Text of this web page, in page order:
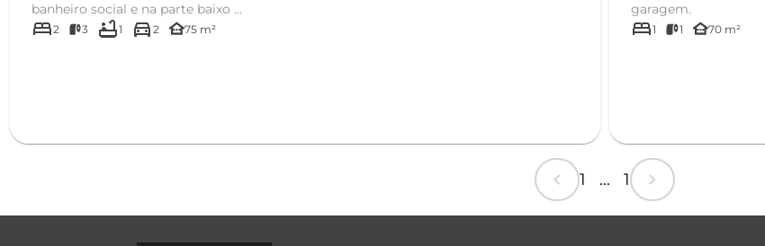
banheiro social e na parte baixo ...
bed2 3 bathtub1 directions_car 2 other_houses75 m²
garagem.
bed1 1 other_houses70 m²
chevron_left 1 ... 1 chevron_right